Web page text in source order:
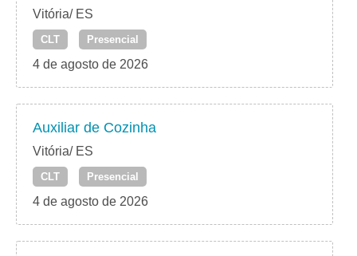
Vitória/ ES
CLT Presencial
4 de agosto de 2026
Auxiliar de Cozinha
Vitória/ ES
CLT Presencial
4 de agosto de 2026